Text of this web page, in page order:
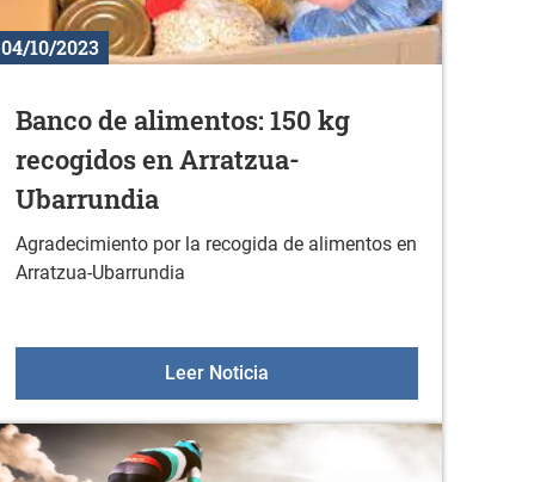
04/10/2023
Banco de alimentos: 150 kg
recogidos en Arratzua-
Ubarrundia
Agradecimiento por la recogida de alimentos en
Arratzua-Ubarrundia
Leer Noticia